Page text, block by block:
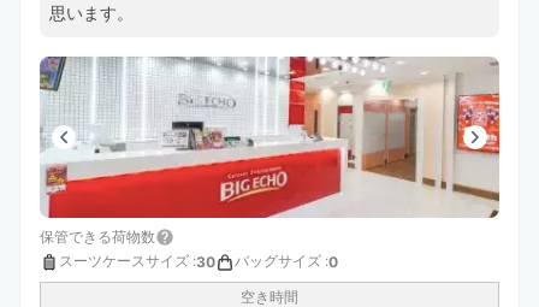
思います。
保管できる荷物数
スーツケースサイズ :30 バッグサイズ :0
空き時間